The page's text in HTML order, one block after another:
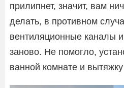
прилипнет, значит, вам
делать, в противном
вентиляционные каналы
заново. Не помогло,
ванной комнате и